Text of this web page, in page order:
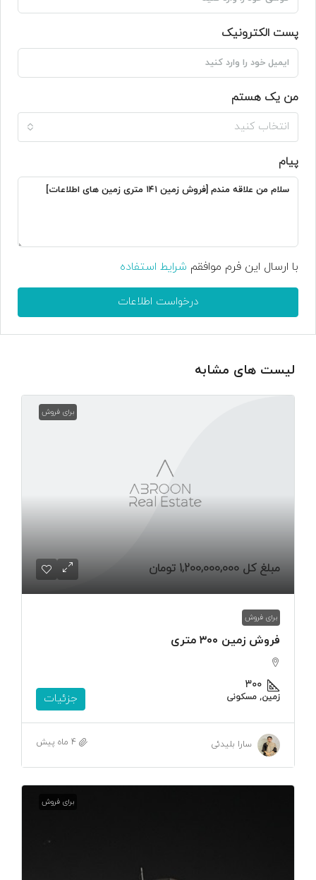
پست الکترونیک
من یک هستم
انتخاب کنید
پیام
با ارسال این فرم موافقم شرایط استفاده
درخواست اطلاعات
لیست های مشابه
برای فروش
مبلغ کل 1,200,000,000 تومان
برای فروش
فروش زمین ۳۰۰ متری
۳۰۰
زمین, مسکونی جزئیات
سارا بلیدئی 4 ماه پیش
برای فروش